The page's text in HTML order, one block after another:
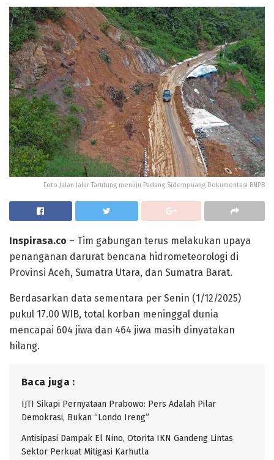
Foto Jalan Jalur Tarutung menuju Padang Sidempuang Dokumentasi BNPB
Inspirasa.co – Tim gabungan terus melakukan upaya
penanganan darurat bencana hidrometeorologi di
Provinsi Aceh, Sumatra Utara, dan Sumatra Barat.
Berdasarkan data sementara per Senin (1/12/2025)
pukul 17.00 WIB, total korban meninggal dunia
mencapai 604 jiwa dan 464 jiwa masih dinyatakan
hilang.
Baca juga :
IJTI Sikapi Pernyataan Prabowo: Pers Adalah Pilar
Demokrasi, Bukan “Londo Ireng”
Antisipasi Dampak El Nino, Otorita IKN Gandeng Lintas
Sektor Perkuat Mitigasi Karhutla